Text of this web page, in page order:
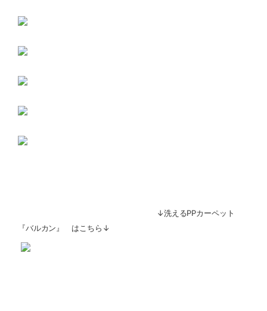
↓洗えるPPカーペット
『バルカン』 はこちら↓